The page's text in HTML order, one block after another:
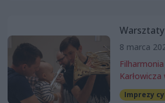
8 marca
Imprezy